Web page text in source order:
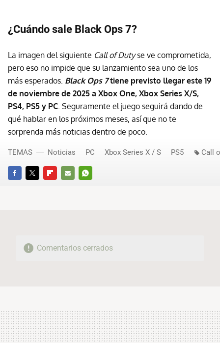
¿Cuándo sale Black Ops 7?
La imagen del siguiente Call of Dutyse ve comprometida,
pero eso no impide que su lanzamiento sea uno de los
más esperados. Black Ops 7tiene previsto llegar este 19
de noviembre de 2025 a Xbox One, Xbox Series X/S,
PS4, PS5 y PC. Seguramente el juego seguirá dando de
qué hablar en los próximos meses, así que no te
sorprenda más noticias dentro de poco.
FACEBOOKTWITTERFLIPBOARD
E-
WHATSAPP
TEMAS Noticias PC Xbox Series X / S PS5 Call
Comentarios cerrados